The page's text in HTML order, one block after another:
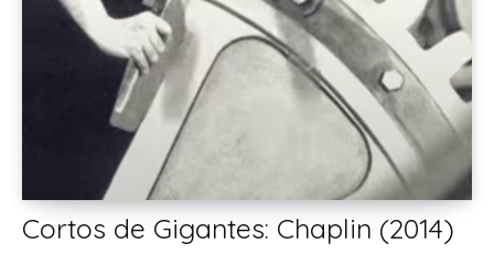
Cortos de Gigantes: Chaplin (2014)